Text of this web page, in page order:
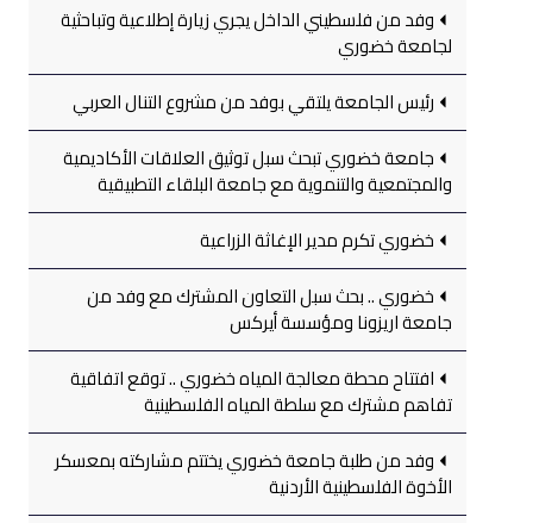
وفد من فلسطيني الداخل يجري زيارة إطلاعية وتباحثية
لجامعة خضوري
رئيس الجامعة يلتقي بوفد من مشروع التنال العربي
جامعة خضوري تبحث سبل توثيق العلاقات الأكاديمية
والمجتمعية والتنموية مع جامعة البلقاء التطبيقية
خضوري تكرم مدير الإغاثة الزراعية
خضوري .. بحث سبل التعاون المشترك مع وفد من
جامعة اريزونا ومؤسسة أيركس
افتتاح محطة معالجة المياه خضوري .. توقع اتفاقية
تفاهم مشترك مع سلطة المياه الفلسطينية
وفد من طلبة جامعة خضوري يختتم مشاركته بمعسكر
الأخوة الفلسطينية الأردنية